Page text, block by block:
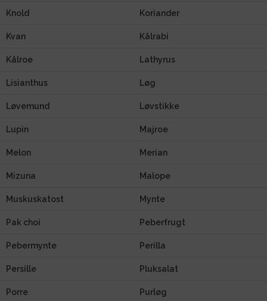
Knold Koriander
Kvan Kålrabi
Kålroe Lathyrus
Lisianthus Løg
Løvemund Løvstikke
Lupin Majroe
Melon Merian
Mizuna Malope
Muskuskatost Mynte
Pak choi Peberfrugt
Pebermynte Perilla
Persille Pluksalat
Porre Purløg